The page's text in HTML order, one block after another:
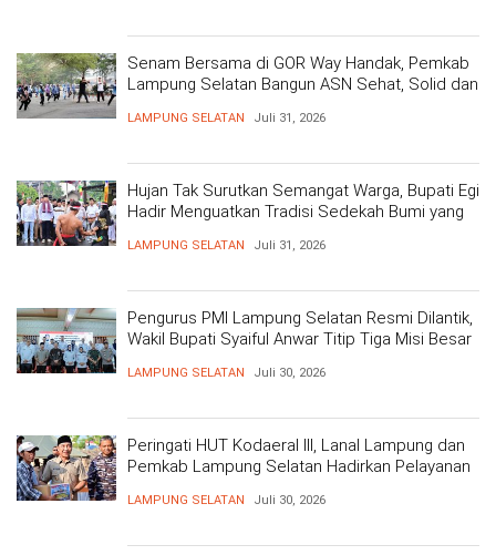
Senam Bersama di GOR Way Handak, Pemkab
Lampung Selatan Bangun ASN Sehat, Solid dan
LAMPUNG SELATAN Juli 31, 2026
Hujan Tak Surutkan Semangat Warga, Bupati Egi
Hadir Menguatkan Tradisi Sedekah Bumi yang
LAMPUNG SELATAN Juli 31, 2026
Pengurus PMI Lampung Selatan Resmi Dilantik,
Wakil Bupati Syaiful Anwar Titip Tiga Misi Besar
LAMPUNG SELATAN Juli 30, 2026
Peringati HUT Kodaeral III, Lanal Lampung dan
Pemkab Lampung Selatan Hadirkan Pelayanan
LAMPUNG SELATAN Juli 30, 2026